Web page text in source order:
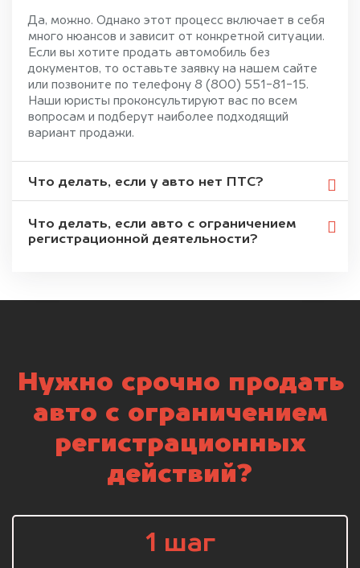
Да, можно. Однако этот процесс включает в себя
много нюансов и зависит от конкретной ситуации.
Если вы хотите продать автомобиль без
документов, то оставьте заявку на нашем сайте
или позвоните по телефону 8 (800) 551-81-15.
Наши юристы проконсультируют вас по всем
вопросам и подберут наиболее подходящий
вариант продажи.
Что делать, если у авто нет ПТС?
Что делать, если авто с ограничением
регистрационной деятельности?
Нужно срочно продать
авто с ограничением
регистрационных
действий?
1 шаг